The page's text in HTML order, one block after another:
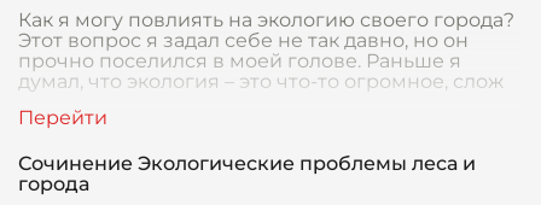
Как я могу повлиять на экологию своего города?
Этот вопрос я задал себе не так давно, но он
прочно поселился в моей голове. Раньше я
думал, что экология – это что-то огромное, слож
Сочинение Экологические проблемы леса и
города